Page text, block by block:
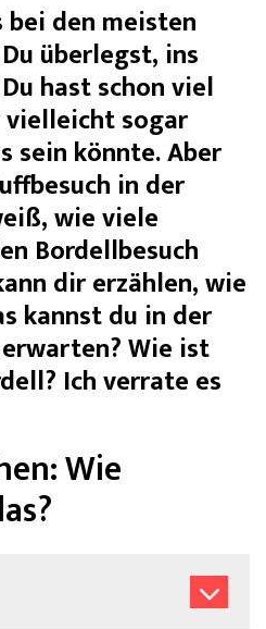
den meisten
überlegst, ins
hast schon viel
sogar
sein könnte. Aber
in der
wie viele
Bordellbesuch
dir erzählen, wie
kannst du in der
Wie ist
Ich verrate es
Wie